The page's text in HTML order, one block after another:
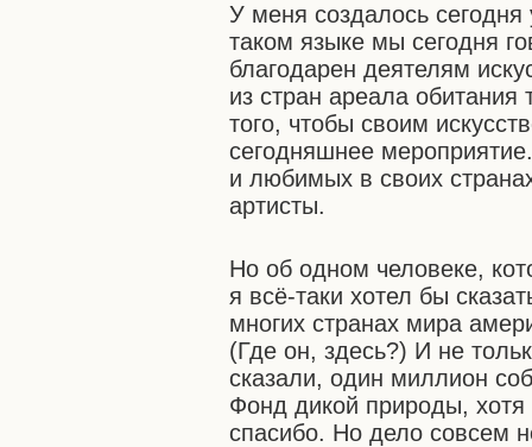
У меня создалось
таком языке мы сегодня
благодарен деятелям
из стран ареала обитания
того, чтобы своим
сегодняшнее
и любимых в своих
артисты.
Но об одном человеке,
я всё-таки хотел бы
многих странах мира
(Где он, здесь?) И не
сказали, один миллион
Фонд дикой природы,
спасибо. Но дело совсем